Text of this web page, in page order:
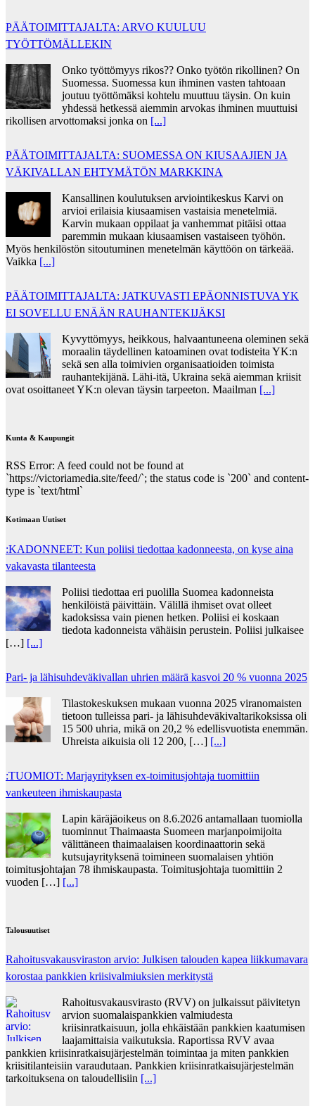
PÄÄTOIMITTAJALTA: ARVO KUULUU
TYÖTTÖMÄLLEKIN
Onko työttömyys rikos?? Onko työtön rikollinen? On
Suomessa. Suomessa kun ihminen vasten tahtoaan
joutuu työttömäksi kohtelu muuttuu täysin. On kuin
yhdessä hetkessä aiemmin arvokas ihminen muuttuisi
rikollisen arvottomaksi jonka on [...]
PÄÄTOIMITTAJALTA: SUOMESSA ON KIUSAAJIEN JA
VÄKIVALLAN EHTYMÄTÖN MARKKINA
Kansallinen koulutuksen arviointikeskus Karvi on
arvioi erilaisia kiusaamisen vastaisia menetelmiä.
Karvin mukaan oppilaat ja vanhemmat pitäisi ottaa
paremmin mukaan kiusaamisen vastaiseen työhön.
Myös henkilöstön sitoutuminen menetelmän käyttöön on tärkeää.
Vaikka [...]
PÄÄTOIMITTAJALTA: JATKUVASTI EPÄONNISTUVA YK
EI SOVELLU ENÄÄN RAUHANTEKIJÄKSI
Kyvyttömyys, heikkous, halvaantuneena oleminen sekä
moraalin täydellinen katoaminen ovat todisteita YK:n
sekä sen alla toimivien organisaatioiden toimista
rauhantekijänä. Lähi-itä, Ukraina sekä aiemman kriisit
ovat osoittaneet YK:n olevan täysin tarpeeton. Maailman [...]
Kunta & Kaupungit
RSS Error: A feed could not be found at
`https://victoriamedia.site/feed/`; the status code is `200` and content-
type is `text/html`
Kotimaan Uutiset
:KADONNEET: Kun poliisi tiedottaa kadonneesta, on kyse aina
vakavasta tilanteesta
Poliisi tiedottaa eri puolilla Suomea kadonneista
henkilöistä päivittäin. Välillä ihmiset ovat olleet
kadoksissa vain pienen hetken. Poliisi ei koskaan
tiedota kadonneista vähäisin perustein. Poliisi julkaisee
[…] [...]
Pari- ja lähisuhdeväkivallan uhrien määrä kasvoi 20 % vuonna 2025
Tilastokeskuksen mukaan vuonna 2025 viranomaisten
tietoon tulleissa pari- ja lähisuhdeväkivaltarikoksissa oli
15 500 uhria, mikä on 20,2 % edellisvuotista enemmän.
Uhreista aikuisia oli 12 200, […] [...]
:TUOMIOT: Marjayrityksen ex-toimitusjohtaja tuomittiin
vankeuteen ihmiskaupasta
Lapin käräjäoikeus on 8.6.2026 antamallaan tuomiolla
tuominnut Thaimaasta Suomeen marjanpoimijoita
välittäneen thaimaalaisen koordinaattorin sekä
kutsujayrityksenä toimineen suomalaisen yhtiön
toimitusjohtajan 78 ihmiskaupasta. Toimitusjohtaja tuomittiin 2
vuoden […] [...]
Talousuutiset
Rahoitusvakausviraston arvio: Julkisen talouden kapea liikkumavara
korostaa pankkien kriisivalmiuksien merkitystä
Rahoitusvakausvirasto (RVV) on julkaissut päivitetyn
arvion suomalaispankkien valmiudesta
kriisinratkaisuun, jolla ehkäistään pankkien kaatumisen
laajamittaisia vaikutuksia. Raportissa RVV avaa
pankkien kriisinratkaisujärjestelmän toimintaa ja miten pankkien
kriisitilanteisiin varaudutaan. Pankkien kriisinratkaisujärjestelmän
tarkoituksena on taloudellisiin [...]